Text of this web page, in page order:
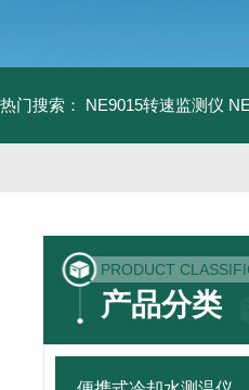
热门搜索： NE9015转速监测仪
PRODUCT
产品分类